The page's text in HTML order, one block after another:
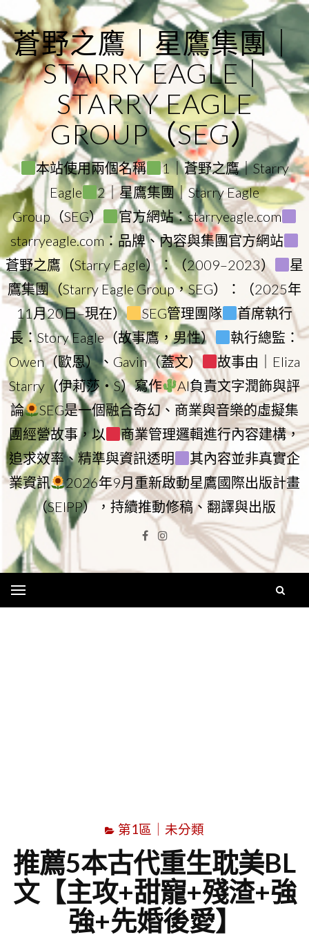
to
content
蒼野之鷹｜星鷹集團｜
STARRY EAGLE｜
STARRY EAGLE
GROUP（SEG）
本站使用兩個名稱
1｜蒼野之鷹｜Starry
Eagle
2｜星鷹集團｜Starry Eagle
Group（SEG）
官方網站：starryeagle.com
starryeagle.com：品牌、內容與集團官方網站
蒼野之鷹（Starry Eagle）：（2009–2023）
星
鷹集團（Starry Eagle Group，SEG）：（2025年
11月20日–現在）
SEG管理團隊
首席執行
長：Story Eagle（故事鷹，男性）
執行總監：
Owen（歐恩）、Gavin（蓋文）
故事由｜Eliza
Starry（伊莉莎・S）寫作
AI負責文字潤飾與評
論
SEG是一個融合奇幻、商業與音樂的虛擬集
團經營故事，以
商業管理邏輯進行內容建構，
追求效率、精準與資訊透明
其內容並非真實企
業資訊
2026年9月重新啟動星鷹國際出版計畫
（SEIPP），持續推動修稿、翻譯與出版
Facebook
Instagram
第1區｜未分類
推薦5本古代重生耽美BL
文【主攻+甜寵+殘渣+強
強+先婚後愛】